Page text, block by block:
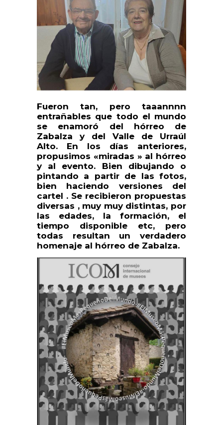
Fueron tan, pero taaannnn
entrañables que todo el mundo
se enamoró del hórreo de
Zabalza y del Valle de Urraúl
Alto. En los días anteriores,
propusimos «miradas » al hórreo
y al evento. Bien dibujando o
pintando a partir de las fotos,
bien haciendo versiones del
cartel . Se recibieron propuestas
diversas , muy muy distintas, por
las edades, la formación, el
tiempo disponible etc, pero
todas resultan un verdadero
homenaje al hórreo de Zabalza.